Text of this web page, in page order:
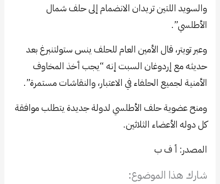
والسويد اللتين تريدان الانضمام إلى حلف شمال
الأطلسي”.
وعبر تويتر، قال الأمين العام للحلف ينس ستولتنبرغ بعد
حديثه مع إردوغان السبت إنه “يجب أخذ المخاوف
الأمنية لجميع الحلفاء في الاعتبار، والنقاشات مستمرة”.
ومنح عضوية حلف الأطلسي لدولة جديدة يتطلب موافقة
كل دوله الأعضاء الثلاثين.
المصدر: أ ف ب
شارك هذا الموضوع: